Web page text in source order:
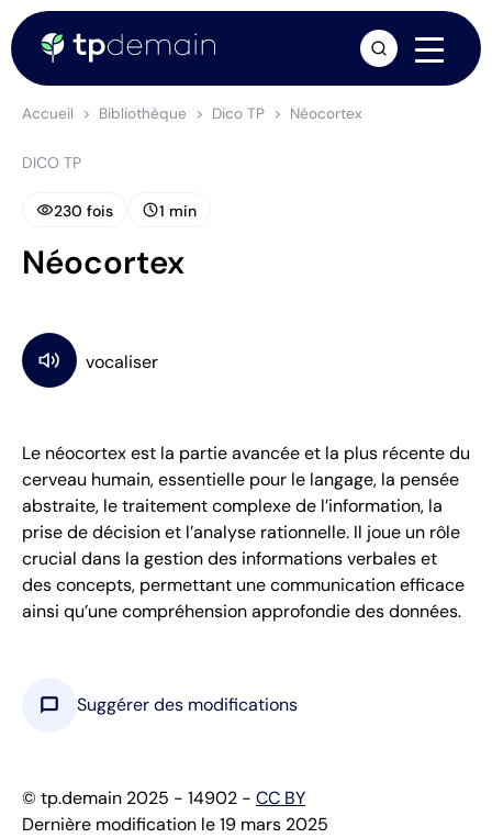
Accueil Bibliothèque Dico TP Néocortex
DICO TP
visibility230 fois schedule1 min
Néocortex
Le néocortex est la partie avancée et la plus récente du
cerveau humain, essentielle pour le langage, la pensée
abstraite, le traitement complexe de l’information, la
prise de décision et l’analyse rationnelle. Il joue un rôle
crucial dans la gestion des informations verbales et
des concepts, permettant une communication efficace
ainsi qu’une compréhension approfondie des données.
chat_bubble Suggérer des modifications
© tp.demain 2025 - 14902 - CC BY
Dernière modification le 19 mars 2025
arrow_forward